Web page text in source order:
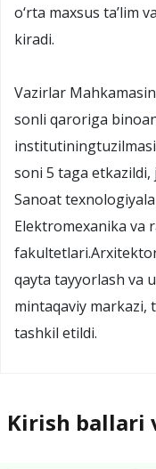
o‘rta maxsus ta’lim
kiradi.
Vazirlar
sonli qaroriga
soni 5 taga
Sanoat
Elektromexanika va
qayta tayyorlash va
mintaqaviy markazi,
tashkil etildi.
Kirish ballari